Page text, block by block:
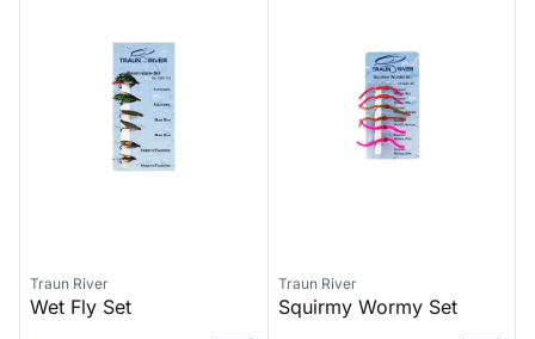
Traun River
Wet Fly Set
Traun River
Squirmy Wormy Set